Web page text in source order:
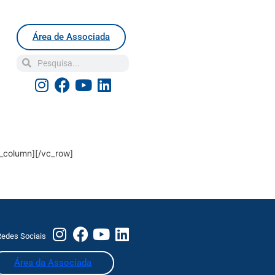
Área de Associada
vc_row]
Sociais
Área da Associada